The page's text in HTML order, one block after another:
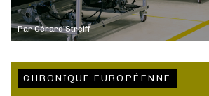
ParGérard Streiff
CHRONIQUE EUROPÉENNE